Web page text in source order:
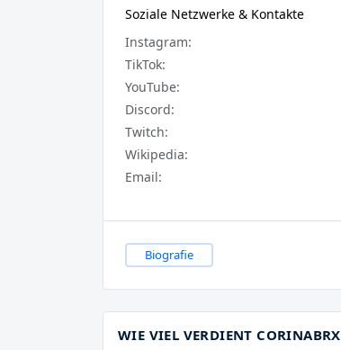
Soziale Netzwerke & Kontakte
Instagram:
TikTok:
YouTube:
Discord:
Twitch:
Wikipedia:
Email:
Biografie
WIE VIEL VERDIENT CORINABRX